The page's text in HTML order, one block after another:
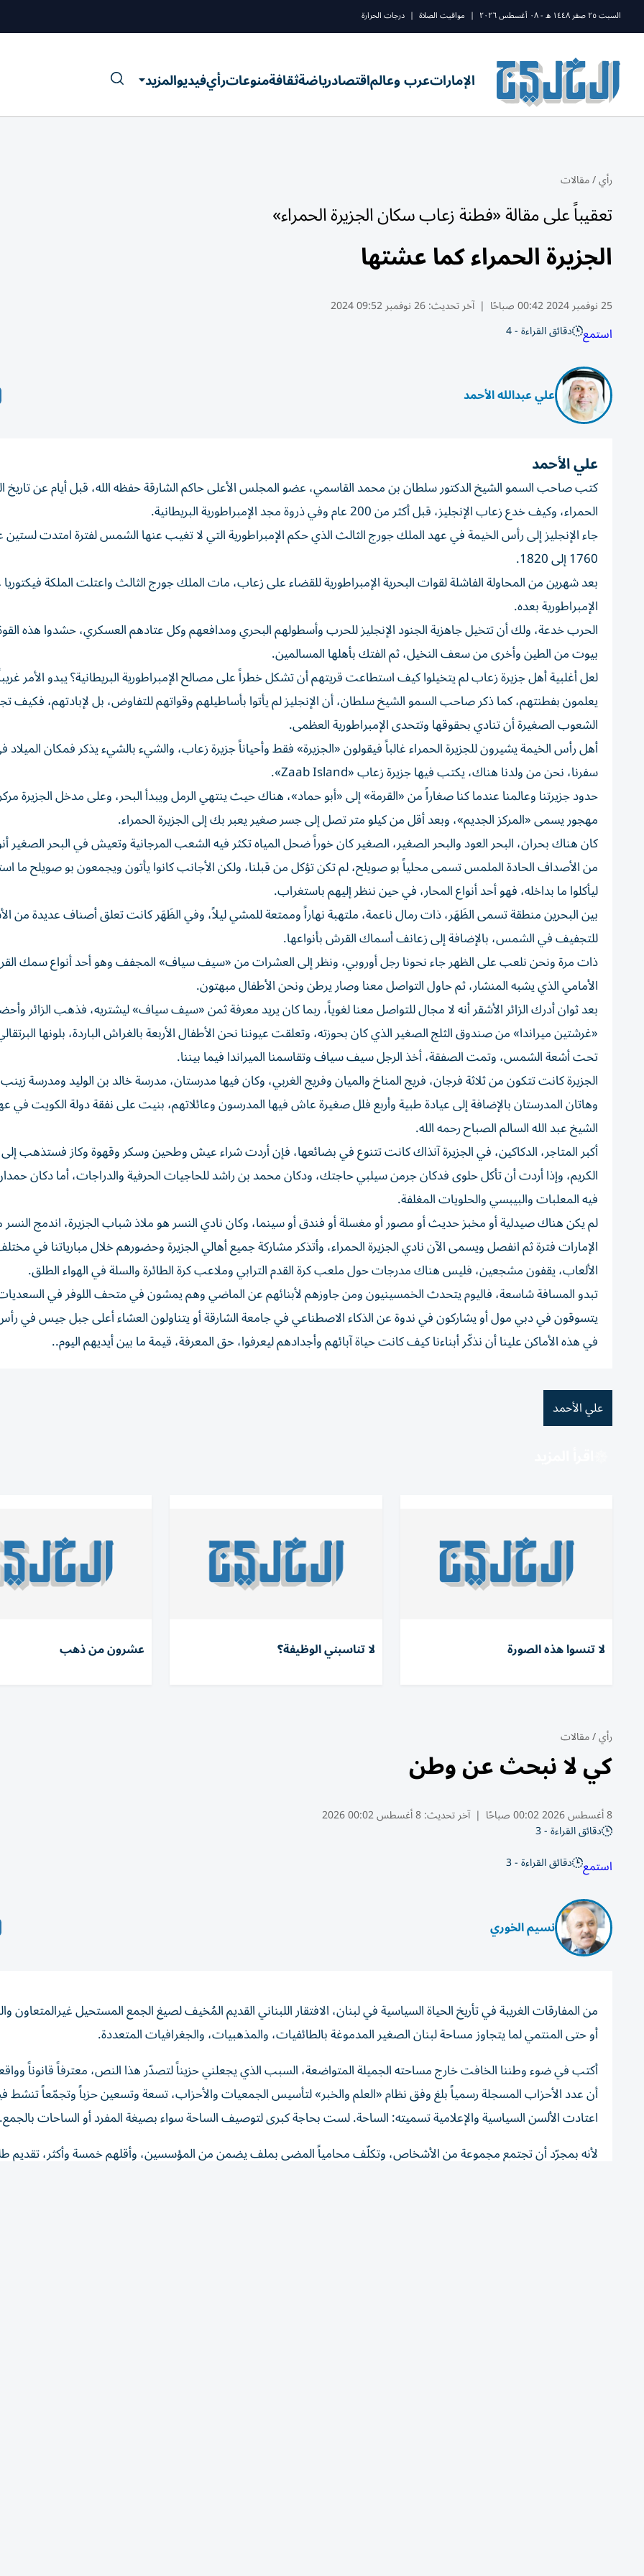
السبت ٢٥ صفر ١٤٤٨ ه - ٠٨ أغسطس ٢٠٢٦ | مواقيت الصلاة | درجات الحرارة
الإماراتعرب وعالماقتصادرياضةثقافةمنوعاترأيفيديوالمزيد
رأي/مقالات
تعقيباً على مقالة «فطنة زعاب سكان الجزيرة الحمراء»
الجزيرة الحمراء كما عشتها
25 نوفمبر 2024 00:42 صباحًا | آخر تحديث:26 نوفمبر 09:52 2024
استمع دقائق القراءة - 4
علي عبدالله الأحمد
علي الأحمد
كتب صاحب السمو الشيخ الدكتور سلطان بن محمد القاسمي، عضو المجلس الأعلى حاكم الشارقة حفظه الله، قبل أيام عن تاريخ
الحمراء، وكيف خدع زعاب الإنجليز، قبل أكثر من 200 عام وفي ذروة مجد الإمبراطورية البريطانية.
جاء الإنجليز إلى رأس الخيمة في عهد الملك جورج الثالث الذي حكم الإمبراطورية التي لا تغيب عنها الشمس لفترة امتدت لستين
1760 إلى 1820.
بعد شهرين من المحاولة الفاشلة لقوات البحرية الإمبراطورية للقضاء على زعاب، مات الملك جورج الثالث واعتلت الملكة
الإمبراطورية بعده.
الحرب خدعة، ولك أن تتخيل جاهزية الجنود الإنجليز للحرب وأسطولهم البحري ومدافعهم وكل عتادهم العسكري، حشدوا هذه
بيوت من الطين وأخرى من سعف النخيل، ثم الفتك بأهلها المسالمين.
لعل أغلبية أهل جزيرة زعاب لم يتخيلوا كيف استطاعت قريتهم أن تشكل خطراً على مصالح الإمبراطورية البريطانية؟ يبدو الأمر
يعلمون بفطنتهم، كما ذكر صاحب السمو الشيخ سلطان، أن الإنجليز لم يأتوا بأساطيلهم وقواتهم للتفاوض، بل لإبادتهم، فكيف
الشعوب الصغيرة أن تنادي بحقوقها وتتحدى الإمبراطورية العظمى.
أهل رأس الخيمة يشيرون للجزيرة الحمراء غالباً فيقولون «الجزيرة» فقط وأحياناً جزيرة زعاب، والشيء بالشيء يذكر فمكان
سفرنا، نحن من ولدنا هناك، يكتب فيها جزيرة زعاب «Zaab Island».
حدود جزيرتنا وعالمنا عندما كنا صغاراً من «القرمة» إلى «أبو حماد»، هناك حيث ينتهي الرمل ويبدأ البحر، وعلى مدخل الجزيرة
مهجور يسمى «المركز الجديم»، وبعد أقل من كيلو متر تصل إلى جسر صغير يعبر بك إلى الجزيرة الحمراء.
كان هناك بحران، البحر العود والبحر الصغير، الصغير كان خوراً ضحل المياه تكثر فيه الشعب المرجانية وتعيش في البحر الصغير
من الأصداف الحادة الملمس تسمى محلياً بو صويلح، لم تكن تؤكل من قبلنا، ولكن الأجانب كانوا يأتون ويجمعون بو صويلح ما
ليأكلوا ما بداخله، فهو أحد أنواع المحار، في حين ننظر إليهم باستغراب.
بين البحرين منطقة تسمى الظَهَر، ذات رمال ناعمة، ملتهبة نهاراً وممتعة للمشي ليلاً، وفي الظَهَر كانت تعلق أصناف عديدة من
للتجفيف في الشمس، بالإضافة إلى زعانف أسماك القرش بأنواعها.
ذات مرة ونحن نلعب على الظهر جاء نحونا رجل أوروبي، ونظر إلى العشرات من «سيف سياف» المجفف وهو أحد أنواع سمك
الأمامي الذي يشبه المنشار، ثم حاول التواصل معنا وصار يرطن ونحن الأطفال مبهتون.
بعد ثوان أدرك الزائر الأشقر أنه لا مجال للتواصل معنا لغوياً، ربما كان يريد معرفة ثمن «سيف سياف» ليشتريه، فذهب الزائر
«غرشتين ميراندا» من صندوق الثلج الصغير الذي كان بحوزته، وتعلقت عيوننا نحن الأطفال الأربعة بالغراش الباردة، بلونها
تحت أشعة الشمس، وتمت الصفقة، أخذ الرجل سيف سياف وتقاسمنا الميراندا فيما بيننا.
الجزيرة كانت تتكون من ثلاثة فرجان، فريج المناخ والميان وفريج الغربي، وكان فيها مدرستان، مدرسة خالد بن الوليد ومدرسة
وهاتان المدرستان بالإضافة إلى عيادة طبية وأربع فلل صغيرة عاش فيها المدرسون وعائلاتهم، بنيت على نفقة دولة الكويت في
الشيخ عبد الله السالم الصباح رحمه الله.
أكبر المتاجر، الدكاكين، في الجزيرة آنذاك كانت تتنوع في بضائعها، فإن أردت شراء عيش وطحين وسكر وقهوة وكاز فستذهب
الكريم، وإذا أردت أن تأكل حلوى فدكان جرمن سيلبي حاجتك، ودكان محمد بن راشد للحاجيات الحرفية والدراجات، أما دكان
فيه المعلبات والبيبسي والحلويات المغلفة.
لم يكن هناك صيدلية أو مخبز حديث أو مصور أو مغسلة أو فندق أو سينما، وكان نادي النسر هو ملاذ شباب الجزيرة، اندمج
الإمارات فترة ثم انفصل ويسمى الآن نادي الجزيرة الحمراء، وأتذكر مشاركة جميع أهالي الجزيرة وحضورهم خلال مبارياتنا في
الألعاب، يقفون مشجعين، فليس هناك مدرجات حول ملعب كرة القدم الترابي وملاعب كرة الطائرة والسلة في الهواء الطلق.
تبدو المسافة شاسعة، فاليوم يتحدث الخمسينيون ومن جاوزهم لأبنائهم عن الماضي وهم يمشون في متحف اللوفر في
يتسوقون في دبي مول أو يشاركون في ندوة عن الذكاء الاصطناعي في جامعة الشارقة أو يتناولون العشاء أعلى جبل جيس في
في هذه الأماكن علينا أن نذكّر أبناءنا كيف كانت حياة آبائهم وأجدادهم ليعرفوا، حق المعرفة، قيمة ما بين أيديهم اليوم..
علي الأحمد
لا تنسوا هذه الصورة لا تناسبني الوظيفة؟ عشرون من ذهب
رأي/مقالات
كي لا نبحث عن وطن
8 أغسطس 2026 00:02 صباحًا | آخر تحديث:8 أغسطس 00:02 2026
دقائق القراءة - 3
استمع دقائق القراءة - 3
نسيم الخوري
من المفارقات الغريبة في تأريخ الحياة السياسية في لبنان، الافتقار اللبناني القديم المُخيف لصيغ الجمع المستحيل غيرالمتعاون
أو حتى المنتمي لما يتجاوز مساحة لبنان الصغير المدموغة بالطائفيات، والمذهبيات، والجغرافيات المتعددة.
أكتب في ضوء وطننا الخافت خارج مساحته الجميلة المتواضعة، السبب الذي يجعلني حزيناً لتصدّر هذا النص، معترفاً قانوناً
أن عدد الأحزاب المسجلة رسمياً بلغ وفق نظام «العلم والخبر» لتأسيس الجمعيات والأحزاب، تسعة وتسعين حزباً وتجمّعاً تنشط
اعتادت الألسن السياسية والإعلامية تسميته: الساحة. لست بحاجة كبرى لتوصيف الساحة سواء بصيغة المفرد أو الساحات بالجمع.
لأنه بمجرّد أن تجتمع مجموعة من الأشخاص، وتكلّف محامياً المضي بملف يضمن من المؤسسين، وأقلهم خمسة وأكثر، تقديم
الداخلية مع «الوثيقة السياسية» للتجمع، تبرز المبادئ والأهداف والإصلاحات التي يتطلع المجتمعون لتحقيقها، يصبح من حقّهم